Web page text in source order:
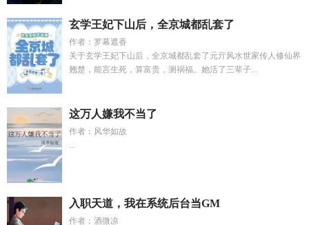
玄学王妃下山后，全京城都乱套了
作者：罗幕遮香
关于玄学王妃下山后，全京城都乱套了元亓风水世家传人修仙界
翘楚，能言生死，算富贵，测祸福。她活了三辈子...
这万人嫌我不当了
作者：风华如故
...
入职天道，我在系统后台当GM
作者：酒微凉